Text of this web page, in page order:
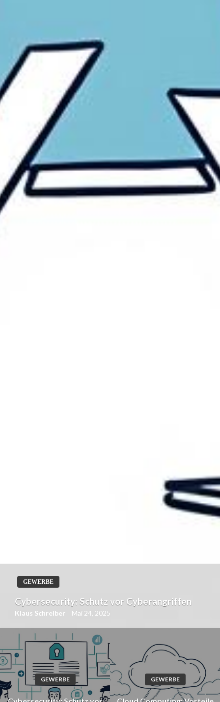
GEWERBE
Cloud Computing: Vorteile und Sicherheit
Klaus Schreiber Mai 19, 2025
GEWERBE GEWERBE